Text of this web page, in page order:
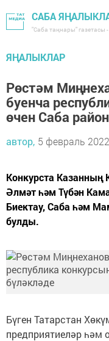
САБА
"Саба таңнары" газетасы
ЯҢАЛЫКЛАР
Рөстәм
буенча
өчен Саба
автор, 5 февраль
Конкурста Казанның
Әлмәт һәм Түбән
Биектау, Саба һәм
булды.
Бүген Татарстан
предприятиеләр